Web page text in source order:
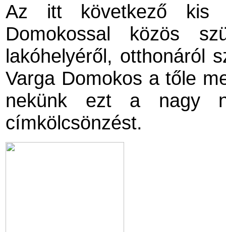
Az itt következő kis
Domokossal közös
lakóhelyéről, otthonáról
Varga Domokos a tőle
nekünk ezt a nagy
címkölcsönzést.